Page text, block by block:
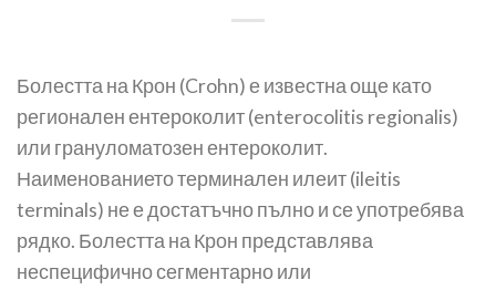
Болестта на Крон (Crohn) е известна още като
регионален ентероколит (enterocolitis regionalis)
или грануломатозен ентероколит.
Наименованието терминален илеит (ileitis
terminals) не е достатъчно пълно и се употребява
рядко. Болестта на Крон представлява
неспецифично сегментарно или